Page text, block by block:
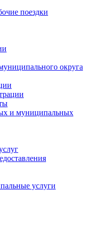
поездки
округа
и муниципальных
услуги